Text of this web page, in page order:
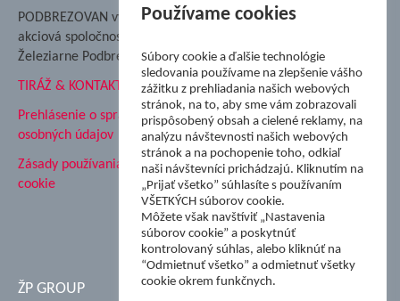
PODBREZOVAN vydáva
akciová spoločnosť
Železiarne Podbrezová
TIRÁŽ & KONTAKT
Prehlásenie o spracovaní
osobných údajov
Zásady používania súborov
cookie
Nadácia Železiarne
ŽP Informatika s.r.o.
ŠK Železiarne Podbrezová
Tále a.s.
ŽP GROUP
Používame cookies
Súbory cookie a ďalšie technológie
sledovania používame na zlepšenie vášho
zážitku z prehliadania našich webových
stránok, na to, aby sme vám zobrazovali
prispôsobený obsah a cielené reklamy, na
analýzu návštevnosti našich webových
stránok a na pochopenie toho, odkiaľ
naši návštevníci prichádzajú. Kliknutím na
„Prijať všetko” súhlasíte s používaním
VŠETKÝCH súborov cookie.
Môžete však navštíviť „Nastavenia
súborov cookie” a poskytnúť
kontrolovaný súhlas, alebo kliknúť na
“Odmietnuť všetko” a odmietnuť všetky
cookie okrem funkčnych.